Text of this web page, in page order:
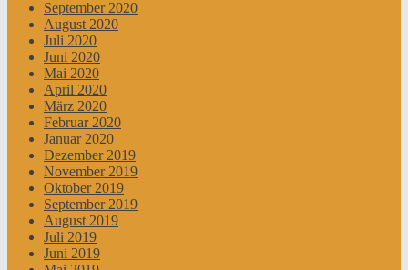
September 2020
August 2020
Juli 2020
Juni 2020
Mai 2020
April 2020
März 2020
Februar 2020
Januar 2020
Dezember 2019
November 2019
Oktober 2019
September 2019
August 2019
Juli 2019
Juni 2019